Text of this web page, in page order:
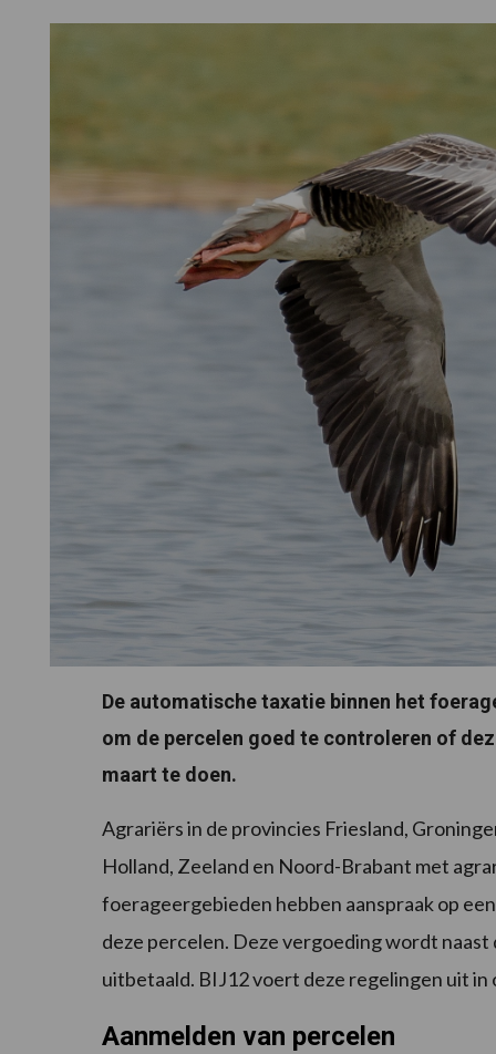
De automatische taxatie binnen het
om de percelen goed te controleren of
maart te doen.
Agrariërs in de provincies Friesland,
Holland, Zeeland en Noord-Brabant met
foerageergebieden hebben aanspraak op
deze percelen. Deze vergoeding wordt
uitbetaald. BIJ12 voert deze regelingen uit
Aanmelden van percelen